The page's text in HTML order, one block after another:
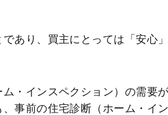
あり、買主にとっては「安心
・インスペクション）の需要
事前の住宅診断（ホーム・イ